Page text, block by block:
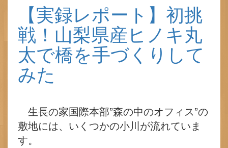
【実録レポート】初挑
戦！山梨県産ヒノキ丸
太で橋を手づくりして
みた
生長の家国際本部”森の中のオフィス”の
敷地には、いくつかの小川が流れていま
す。